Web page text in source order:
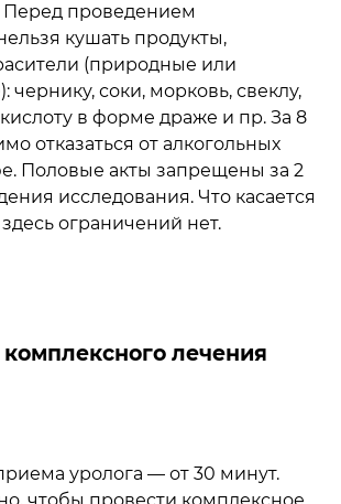
Перед проведением
кушать продукты,
(природные или
чернику, соки, морковь, свеклу,
в форме драже и пр. За 8
отказаться от алкогольных
Половые акты запрещены за 2
исследования. Что касается
ограничений нет.
лечения
уролога — от 30 минут.
чтобы провести комплексное